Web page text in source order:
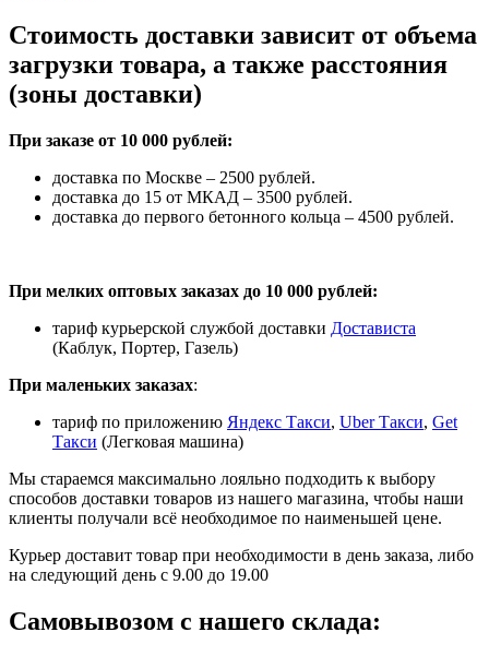
Стоимость доставки зависит от объема
загрузки товара, а также расстояния
(зоны доставки)
При заказе от 10 000 рублей:
доставка по Москве – 2500 рублей.
доставка до 15 от МКАД – 3500 рублей.
доставка до первого бетонного кольца – 4500 рублей.
При мелких оптовых заказах до 10 000 рублей:
тариф курьерской службой доставки Достависта
(Каблук, Портер, Газель)
При маленьких заказах:
тариф по приложению Яндекс Такси, Uber Такси, Get
Такси (Легковая машина)
Мы стараемся максимально лояльно подходить к выбору
способов доставки товаров из нашего магазина, чтобы наши
клиенты получали всё необходимое по наименьшей цене.
Курьер доставит товар при необходимости в день заказа, либо
на следующий день с 9.00 до 19.00
Самовывозом с нашего склада: